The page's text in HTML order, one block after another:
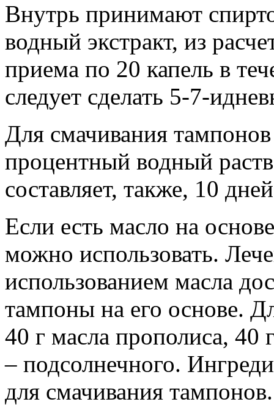
Внутрь принимают
водный экстракт, из
приема по 20 капель в
следует сделать 5-7-
Для смачивания
процентный водный
составляет, также, 10
Если есть масло на
можно использовать.
использованием масла
тампоны на его основе.
40 г масла прополиса, 40
– подсолнечного.
для смачивания тампонов.